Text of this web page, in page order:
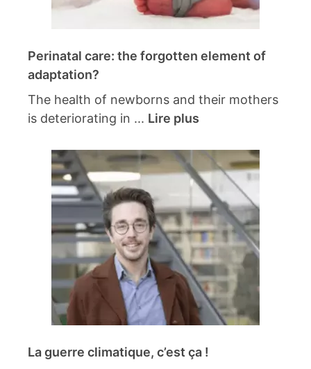
Perinatal care: the forgotten element of
adaptation?
The health of newborns and their mothers
is deteriorating in ... Lire plus
La guerre climatique, c’est ça !